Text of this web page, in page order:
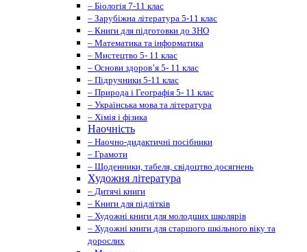
– Біологія 7-11 клас
– Зарубіжна література 5-11 клас
– Книги для підготовки до ЗНО
– Математика та інформатика
– Мистецтво 5- 11 клас
– Основи здоров’я 5- 11 клас
– Підручники 5-11 клас
– Природа і Географія 5- 11 клас
– Українська мова та література
– Хімія і фізика
Наочність
– Наочно-дидактичні посібники
– Грамоти
– Щоденники, табеля, свідоцтво досягнень
Художня література
– Дитячі книги
– Книги для підлітків
– Художні книги для молодших школярів
– Художні книги для старшого шкільного віку та
дорослих